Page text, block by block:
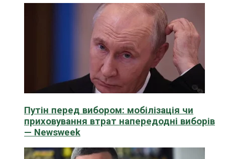
Путін перед вибором: мобілізація чи
приховування втрат напередодні виборів
— Newsweek